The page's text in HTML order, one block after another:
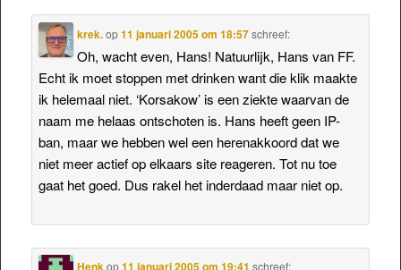
krek.op11 januari 2005 om 18:57 schreef:
Oh, wacht even, Hans! Natuurlijk, Hans van FF.
Echt ik moet stoppen met drinken want die klik maakte
ik helemaal niet. ‘Korsakow’ is een ziekte waarvan de
naam me helaas ontschoten is. Hans heeft geen IP-
ban, maar we hebben wel een herenakkoord dat we
niet meer actief op elkaars site reageren. Tot nu toe
gaat het goed. Dus rakel het inderdaad maar niet op.
Henkop11 januari 2005 om 19:41 schreef: